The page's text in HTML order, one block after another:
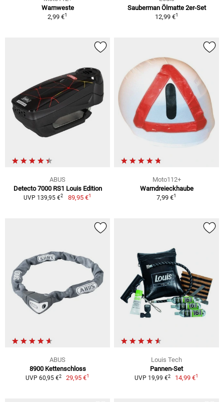
Warnweste
2,99 €1
Sauberman Ölmatte 2er-Set
12,99 €1
ABUS
Detecto 7000 RS1 Louis Edition
UVP 139,95 €2 89,95 €1
Moto112+
Warndreieckhaube
7,99 €1
ABUS
8900 Kettenschloss
UVP 60,95 €2 29,95 €1
Louis Tech
Pannen-Set
UVP 19,99 €2 14,99 €1